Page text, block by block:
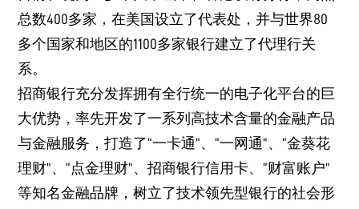
总数400多家，在美国设立了代表处，并与世界80
多个国家和地区的1100多家银行建立了代理行关
系。
招商银行充分发挥拥有全行统一的电子化平台的巨
大优势，率先开发了一系列高技术含量的金融产品
与金融服务，打造了“一卡通”、“一网通”、“金葵花
理财”、“点金理财”、招商银行信用卡、“财富账户”
等知名金融品牌，树立了技术领先型银行的社会形